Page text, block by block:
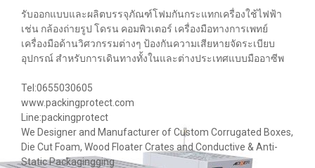
รับออกแบบและผลิตบรรจุภัณฑ์โฟมกันกระแทกเครื่องใช้ไฟฟ้า
เช่น กล้องถ่ายรูป โดรน คอมพิวเตอร์ เครื่องมือทางการเพทย์
เครื่องมือด้านวิศวกรรมต่างๆ ป้องกันความเสียหายจัดระเบียบ
อุปกรณ์ สำหรับการเดินทางทั้งในและต่างประเทศแบบมืออาซีพ
Tel:0655030605
www.packingprotect.com
Line:packingprotect
We Designer and Manufacturer of Custom Corrugated Boxes,
Die Cut Foam, Wood Floater Crates and Conductive & Anti-
Static Packagingging